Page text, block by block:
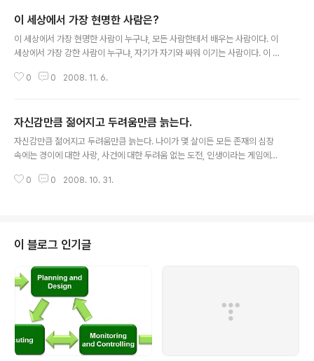
이 세상에서 가장 현명한 사람은?
이 세상에서 가장 현명한 사람이 누구냐, 모든 사람한테서 배우는 사람이다. 이
세상에서 가장 강한 사람이 누구냐, 자기가 자기와 싸워 이기는 사람이다. 이 세
유대인의 명언
0 0 2008. 11. 6.
자신감만큼 젊어지고 두려움만큼 늙는다.
자신감만큼 젊어지고 두려움만큼 늙는다. 나이가 몇 살이든 모든 존재의 심장
속에는 경이에 대한 사랑, 사건에 대한 두려움 없는 도전, 인생이라는 게임에서
큼 젊어지고 의심하는 만큼 늙습니다. 자신감만큼 젊어지고 두려움만큼 늙습니
할 수 있다는 메시지입니다. HUNET을 경영하시는 조영탁 대표님의 행복한 경
영이야기 뉴스레터중에서...
0 0 2008. 10. 31.
이 블로그 인기글